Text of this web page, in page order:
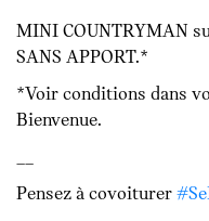
MINI COUNTRYMAN
SANS APPORT.*
*Voir conditions dans
Bienvenue.
Pensez à covoiturer